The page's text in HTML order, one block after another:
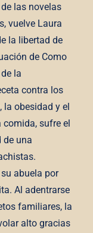
las novelas
vuelve Laura
la libertad de
de Como
la
contra los
la obesidad y el
sufre el
de una
abuela por
Al adentrarse
familiares, la
alto gracias